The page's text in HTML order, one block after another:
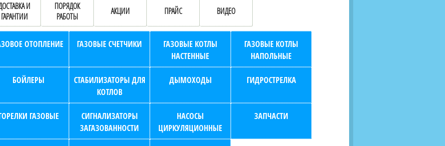
И
ГАРАНТИИ
ПОРЯДОК
РАБОТЫ
АКЦИИ ПРАЙС ВИДЕО
ОТОПЛЕНИЕ ГАЗОВЫЕ СЧЕТЧИКИ
ГАЗОВЫЕ КОТЛЫ
НАСТЕННЫЕ
ГАЗОВЫЕ КОТЛЫ
НАПОЛЬНЫЕ
БОЙЛЕРЫ
СТАБИЛИЗАТОРЫ ДЛЯ
КОТЛОВ
ДЫМОХОДЫ ГИДРОСТРЕЛКА
ГАЗОВЫЕ
СИГНАЛИЗАТОРЫ
ЗАГАЗОВАННОСТИ
НАСОСЫ
ЦИРКУЛЯЦИОННЫЕ
ЗАПЧАСТИ